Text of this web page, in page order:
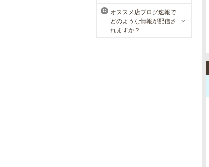
Q
オススメ店ブログ速報で
どのような情報が配信さ
れますか？